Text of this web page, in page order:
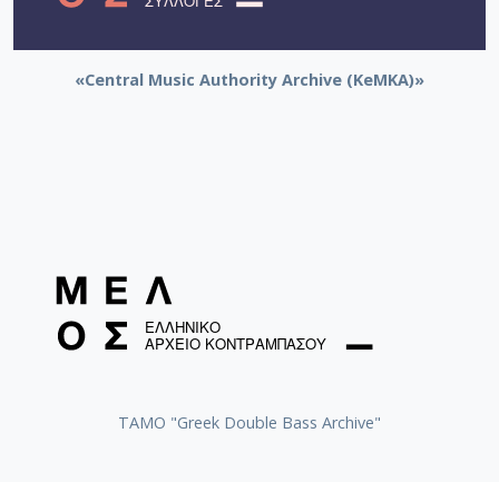
«Central Music Authority Archive (KeMKA)»
ΤΑΜΟ "Greek Double Bass Archive"